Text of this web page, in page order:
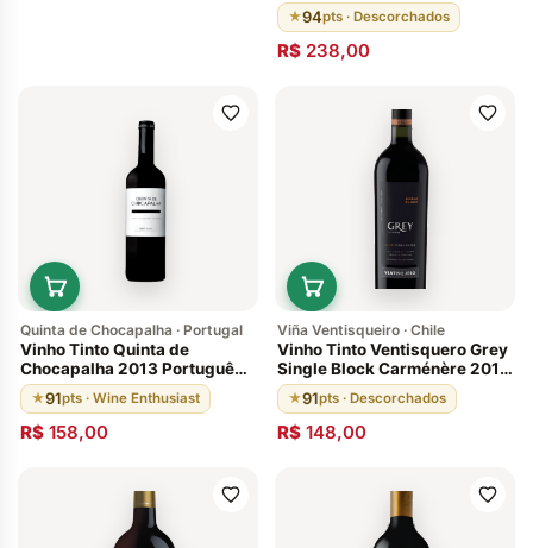
Argentino 94 pontos
Descorchados 2015
★94pts · Descorchados
R$ 238,00
Quinta de Chocapalha · Portugal
Vinho Tinto Quinta de
Chocapalha 2013 Português
92 pts
★91pts · Wine Enthusiast
R$ 158,00
Viña Ventisqueiro · Chile
Vinho Tinto Ventisquero Grey
Single Block Carménère 2014
Valle Del Maipo Chile 91
Pontos
★91pts · Descorchados
R$ 148,00